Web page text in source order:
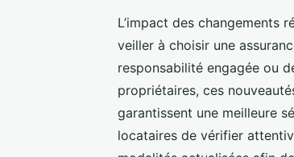
L’impact des changements
veiller à choisir une
responsabilité engagée ou
propriétaires, ces
garantissent une meilleure
locataires de vérifier